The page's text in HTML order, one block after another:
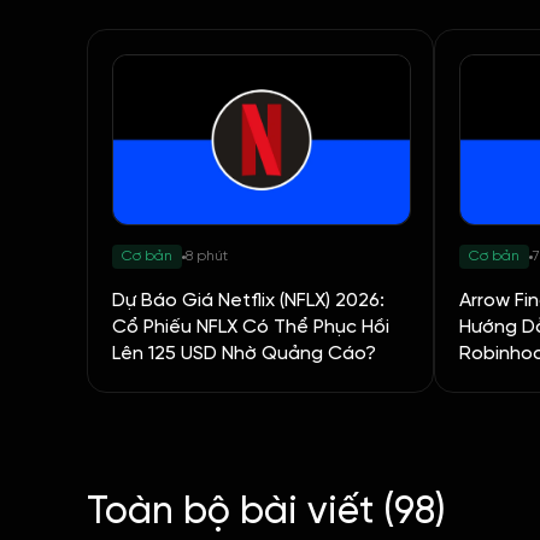
Cơ bản 8 phút
Dự Báo Giá Netflix (NFLX) 2026:
Cổ Phiếu NFLX Có Thể Phục Hồi
Lên 125 USD Nhờ Quảng Cáo?
Cơ bản
Arrow
Hướng
Toàn bộ bài viết (98)